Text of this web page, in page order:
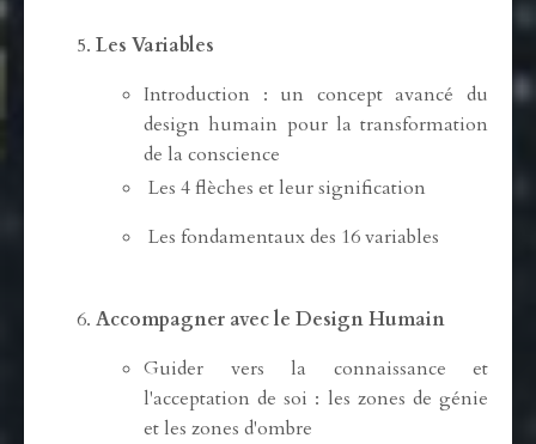
Les Variables
Introduction : un concept avancé du
design humain pour la transformation
de la conscience
Les 4 flèches et leur signification
Les fondamentaux des 16 variables
Accompagner avec le Design Humain
Guider vers la connaissance et
l'acceptation de soi : les zones de génie
et les zones d'ombre